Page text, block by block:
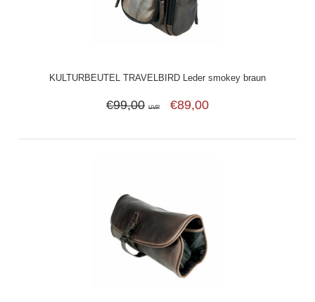
KULTURBEUTEL TRAVELBIRD Leder smokey braun
€99,00 UVP €89,00